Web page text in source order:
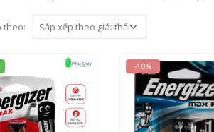
theo:
of 5
-10%
0out of 5